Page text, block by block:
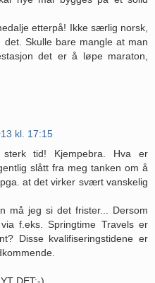
etterpå! Ikke særlig norsk,
Skulle bare mangle at man
det er å løpe maraton,
kl. 17:15
tid! Kjempebra. Hva er
slått fra meg tanken om å
at det virker svært vanskelig
må jeg si det frister... Dersom
f.eks. Springtime Travels er
Disse kvalifiseringstidene er